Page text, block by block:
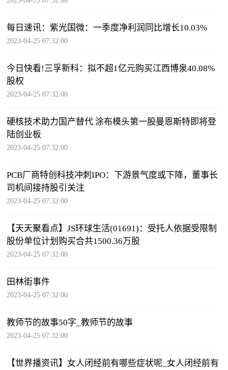
每日速讯：紫光国微：一季度净利润同比增长10.03%
2023-04-25 07:32:00
今日快看!三孚新科：拟不超1亿元购买江西博泉40.08%
股权
2023-04-25 07:32:00
硬核技术助力国产替代 涂布模头第一股曼恩斯特即将登
陆创业板
2023-04-25 07:32:00
PCB厂商特创科技冲刺IPO：下游景气度或下降，董事长
司机间接持股引关注
2023-04-25 07:32:00
【天天聚看点】JS环球生活(01691)：受托人依据受限制
股份单位计划购买合共1500.36万股
2023-04-25 07:32:00
田林街事件
2023-04-25 07:32:00
教师节的故事50字_教师节的故事
2023-04-25 07:32:00
【世界播资讯】女人闭经前有哪些症状呢_女人闭经前有